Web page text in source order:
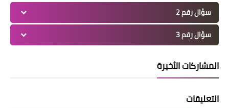
سؤال رقم 2
سؤال رقم 3
المشاركات الأخيرة
التعليقات